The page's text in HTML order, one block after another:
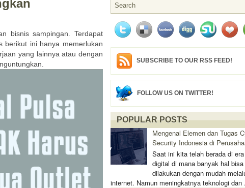
bisnis sampingan. Terdapat
berikut ini hanya memerlukan
yang lainnya atau dengan
SUBSCRIBE TO OUR RSS FEED!
FOLLOW US ON TWITTER!
POPULAR POSTS
Mengenal Elemen dan Tugas
Security Indonesia di
Saat ini kita telah berada di era
digital di mana banyak hal bisa
dilakukan dengan mudah
internet. Namun meningkatnya teknologi dan